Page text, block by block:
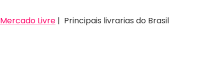
Mercado Livre | Principais livrarias do Brasil